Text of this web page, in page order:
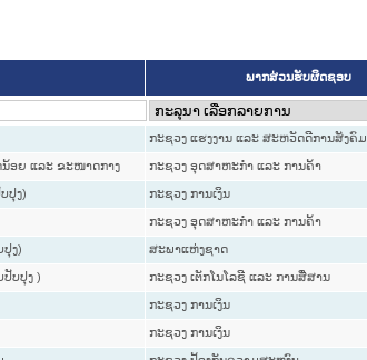
ພາກສ່ວນຮັບຜິດຊອບ
ກະຊວງ ແຮງງານ ແລະ ສະຫວັດດີການສັງຄົມ
ອຍ ແລະ ຂະໜາດກາງ ກະຊວງ ອຸດສາຫະກຳ ແລະ ການຄ້າ
ປຸງ) ກະຊວງ ການເງິນ
ກະຊວງ ອຸດສາຫະກຳ ແລະ ການຄ້າ
ງ) ສະພາແຫ່ງຊາດ
ບປຸງ ) ກະຊວງ ເຕັກໂນໂລຊີ ແລະ ການສື່ສານ
ກະຊວງ ການເງິນ
ກະຊວງ ການເງິນ